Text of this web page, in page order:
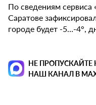
По сведениям сервиса
Саратове
городе будет -5…-4°,
НЕ
НАШ КАНАЛ В